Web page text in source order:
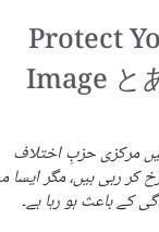
مرکزی حزبِ اختلاف
کر رہی ہیں، مگر
باعث ہو رہا ہے۔